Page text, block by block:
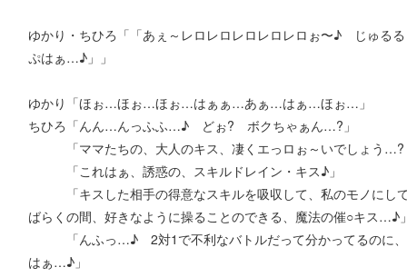
ゆかり・ちひろ「「あぇ～レロレロレロレロレロぉ〜♪ じゅ
ぷはぁ…♪」」
ゆかり「ほぉ…ほぉ…ほぉ…はぁぁ…あぁ…はぁ…ほぉ…」
ちひろ「んん…んっふふ…♪ どぉ? ボクちゃぁん…?」
「ママたちの、大人のキス、凄くエっロぉ～いでしょう
「これはぁ、誘惑の、スキルドレイン・キス♪」
「キスした相手の得意なスキルを吸収して、私のモノにして
ばらくの間、好きなように操ることのできる、魔法の催○キス…♪
「んふっ…♪ 2対1で不利なバトルだって分かってるのに、
はぁ…♪」